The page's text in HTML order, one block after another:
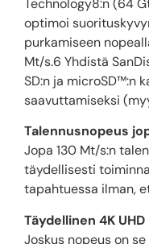
Technology8:n (64
optimoi
purkamiseen
Mt/s.6 Yhdistä
SD:n ja microSD™:n
saavuttamiseksi
Talennusnopeus
Jopa 130 Mt/s:n
täydellisesti
tapahtuessa ilman,
Täydellinen 4K
Joskus nopeus on